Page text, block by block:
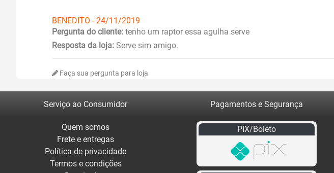
BENEDITO - 24/11/2019
Pergunta do cliente: tenho um raptor essa agulha serve
Resposta da loja: Serve sim amigo.
Faça sua pergunta para loja
Serviço ao Consumidor
Quem somos
Frete e entregas
Política de privacidade
Termos e condições
Pagamentos e Segurança
PIX/Boleto